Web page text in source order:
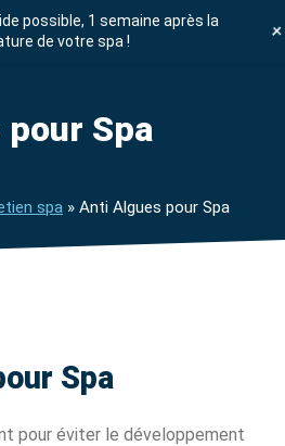
GRATUIT
Spa
spa » Anti Algues pour Spa
Spa
pour éviter le développement
possible, 1 semaine après la
de votre spa !